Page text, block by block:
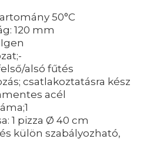
50°C
120 mm
alsó fűtés
csatlakoztatásra kész
acél
1 pizza Ø 40 cm
külön szabályozható,